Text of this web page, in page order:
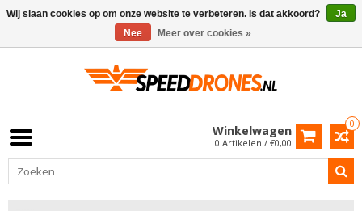
0
Winkelwagen
0 Artikelen / €0,00
Wij slaan cookies op om onze website te verbeteren. Is dat akkoord?
Ja
Nee
Meer over cookies »